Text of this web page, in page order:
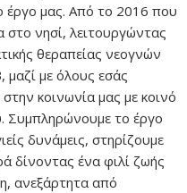
μας. Από το 2016 που
στο νησί, λειτουργώντας
θεραπείας νεογνών
μαζί με όλους εσάς
κοινωνία μας με κοινό
Συμπληρώνουμε το έργο
δυνάμεις, στηρίζουμε
δίνοντας ένα φιλί ζωής
ανεξάρτητα από